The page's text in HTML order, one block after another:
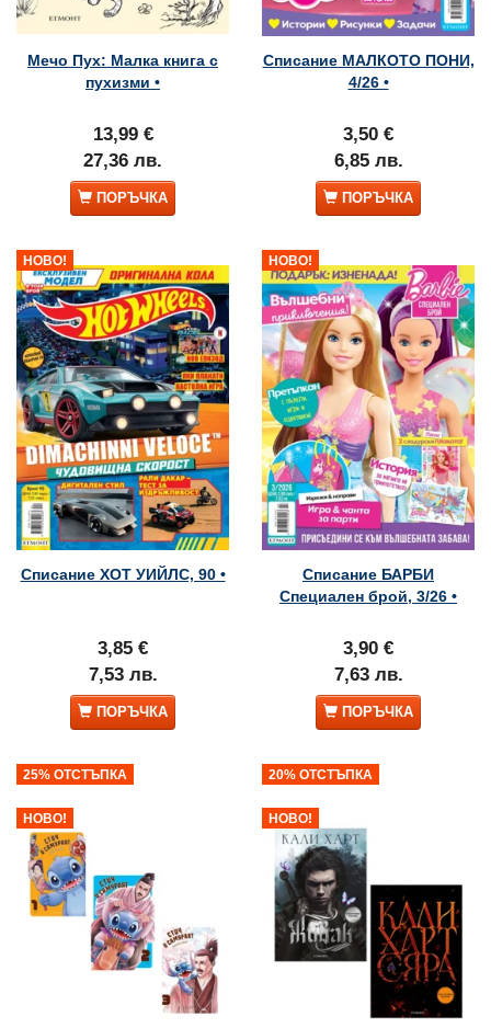
Мечо Пух: Малка книга с
пухизми •
13,99 €
27,36 лв.
ПОРЪЧКА
Списание МАЛКОТО ПОНИ,
4/26 •
3,50 €
6,85 лв.
ПОРЪЧКА
НОВО!
Списание ХОТ УИЙЛС, 90 •
3,85 €
7,53 лв.
ПОРЪЧКА
НОВО!
Списание БАРБИ
Специален брой, 3/26 •
3,90 €
7,63 лв.
ПОРЪЧКА
25% ОТСТЪПКА
НОВО!
20% ОТСТЪПКА
НОВО!